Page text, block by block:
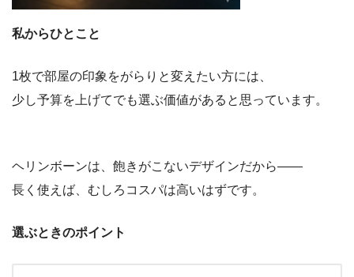
私からひとこと
1枚で部屋の印象をがらりと変えたい方には、
少し予算を上げてでも選ぶ価値があると思っています。
ヘリンボーンは、飽きがこないデザインだから——
長く使えば、むしろコスパは高いはずです。
選ぶときのポイント